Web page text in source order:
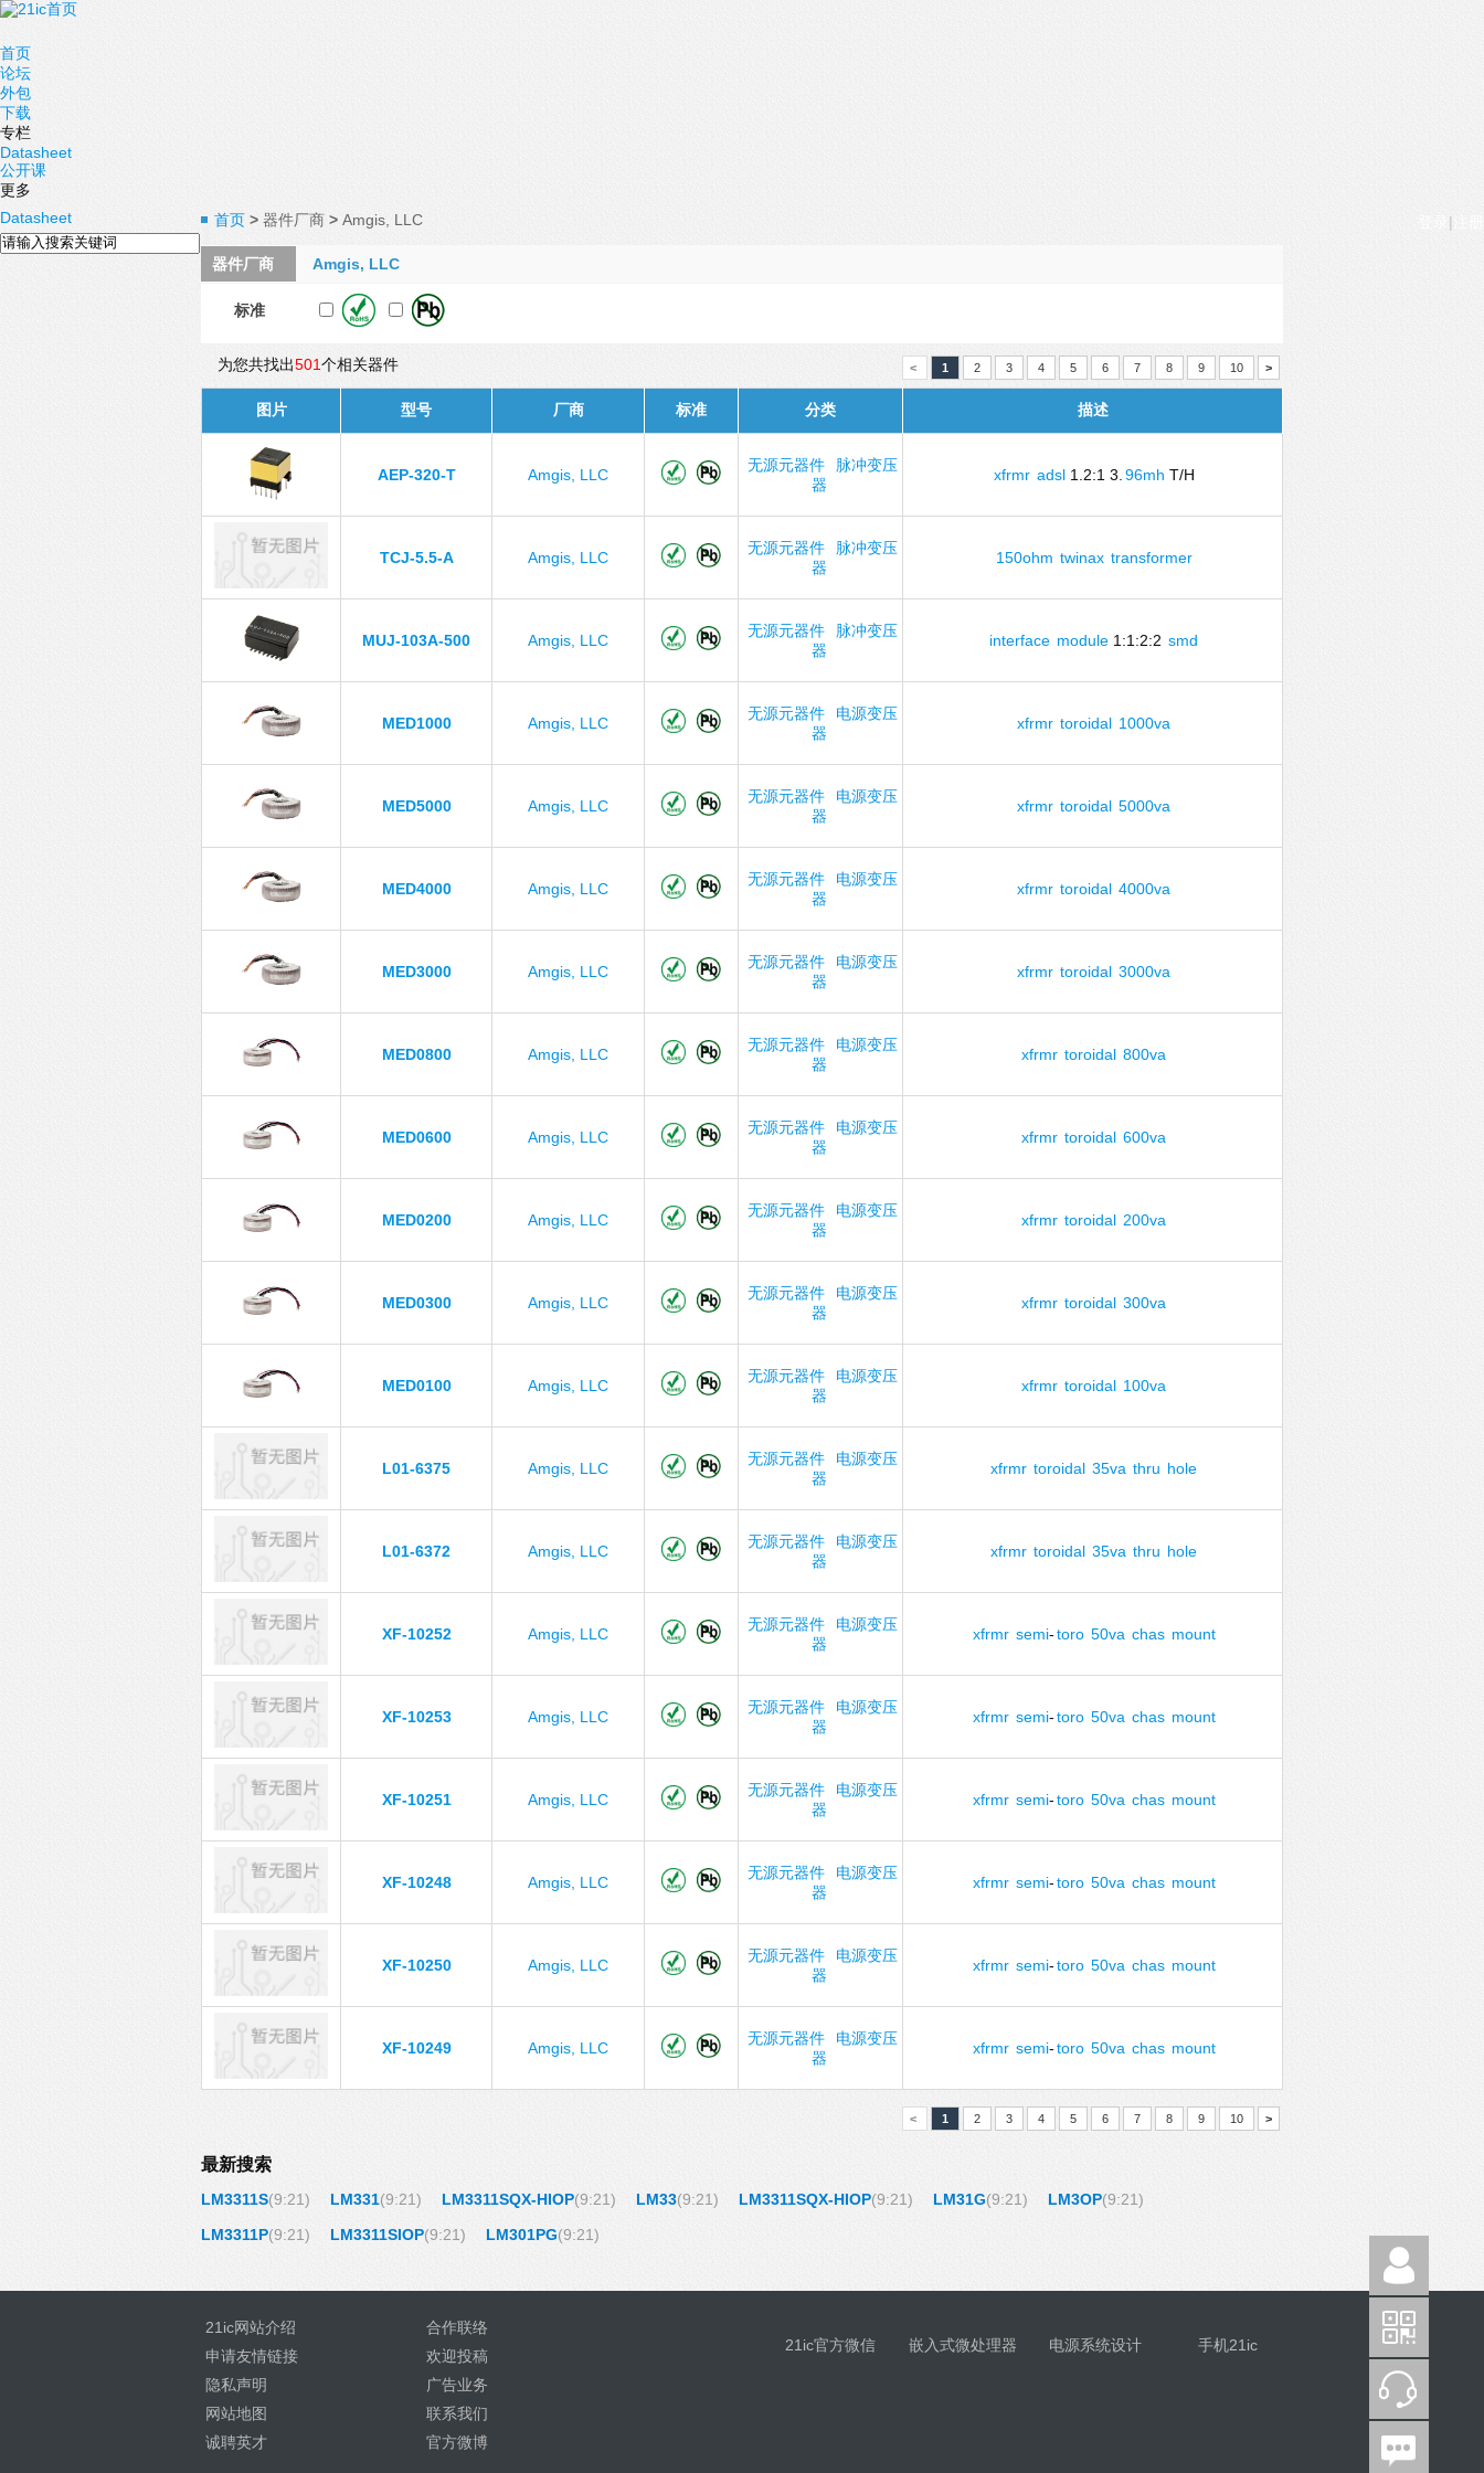
首页
论坛
外包
下载
专栏
Datasheet
公开课
更多
|
Datasheet 首页 > 器件厂商 > Amgis, LLC
器件厂商 Amgis, LLC
标准
为您共找出501个相关器件 < 1 2 3 4 5 6 7 8 9 10 >
图片 型号 厂商 标准 分类 描述
AEP-320-T Amgis, LLC
无源元器件
脉冲变压
器
xfrmr adsl1.2:1 3. 96mh T/H
TCJ-5.5-A Amgis, LLC
无源元器件
脉冲变压
器
150ohm twinax transformer
MUJ-103A-500 Amgis, LLC
无源元器件
脉冲变压
器
interface module 1:1:2:2 smd
MED1000 Amgis, LLC
无源元器件
电源变压
器
xfrmr toroidal 1000va
MED5000 Amgis, LLC
无源元器件
电源变压
器
xfrmr toroidal 5000va
MED4000 Amgis, LLC
无源元器件
电源变压
器
xfrmr toroidal 4000va
MED3000 Amgis, LLC
无源元器件
电源变压
器
xfrmr toroidal 3000va
MED0800 Amgis, LLC
无源元器件
电源变压
器
xfrmr toroidal 800va
MED0600 Amgis, LLC
无源元器件
电源变压
器
xfrmr toroidal 600va
MED0200 Amgis, LLC
无源元器件
电源变压
器
xfrmr toroidal 200va
MED0300 Amgis, LLC
无源元器件
电源变压
器
xfrmr toroidal 300va
MED0100 Amgis, LLC
无源元器件
电源变压
器
xfrmr toroidal 100va
L01-6375 Amgis, LLC
无源元器件
电源变压
器
xfrmr toroidal 35va thru hole
L01-6372 Amgis, LLC
无源元器件
电源变压
器
xfrmr toroidal 35va thru hole
XF-10252 Amgis, LLC
无源元器件
电源变压
器
xfrmr semi-toro 50va chas mount
XF-10253 Amgis, LLC
无源元器件
电源变压
器
xfrmr semi-toro 50va chas mount
XF-10251 Amgis, LLC
无源元器件
电源变压
器
xfrmr semi-toro 50va chas mount
XF-10248 Amgis, LLC
无源元器件
电源变压
器
xfrmr semi-toro 50va chas mount
XF-10250 Amgis, LLC
无源元器件
电源变压
器
xfrmr semi-toro 50va chas mount
XF-10249 Amgis, LLC
无源元器件
电源变压
器
xfrmr semi-toro 50va chas mount
< 1 2 3 4 5 6 7 8 9 10 >
最新搜索
LM3311S(9:21) LM331(9:21) LM3311SQX-HIOP(9:21) LM33(9:21) LM3311SQX-HIOP(9:21) LM31G(9:21) LM3OP(9:21)
LM3311P(9:21) LM3311SIOP(9:21) LM301PG(9:21)
21ic网站介绍
合作联络
申请友情链接
欢迎投稿
隐私声明
广告业务
网站地图
联系我们
诚聘英才
官方微博
21ic官方微信 嵌入式微处理器 电源系统设计 手机21ic